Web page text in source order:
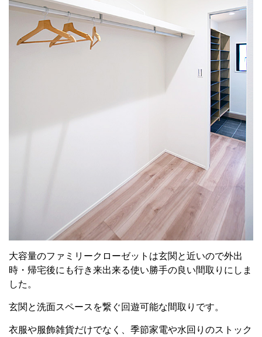
大容量のファミリークローゼットは玄関と近いので外出
時・帰宅後にも行き来出来る使い勝手の良い間取りにしま
した。
玄関と洗面スペースを繋ぐ回遊可能な間取りです。
衣服や服飾雑貨だけでなく、季節家電や水回りのストック